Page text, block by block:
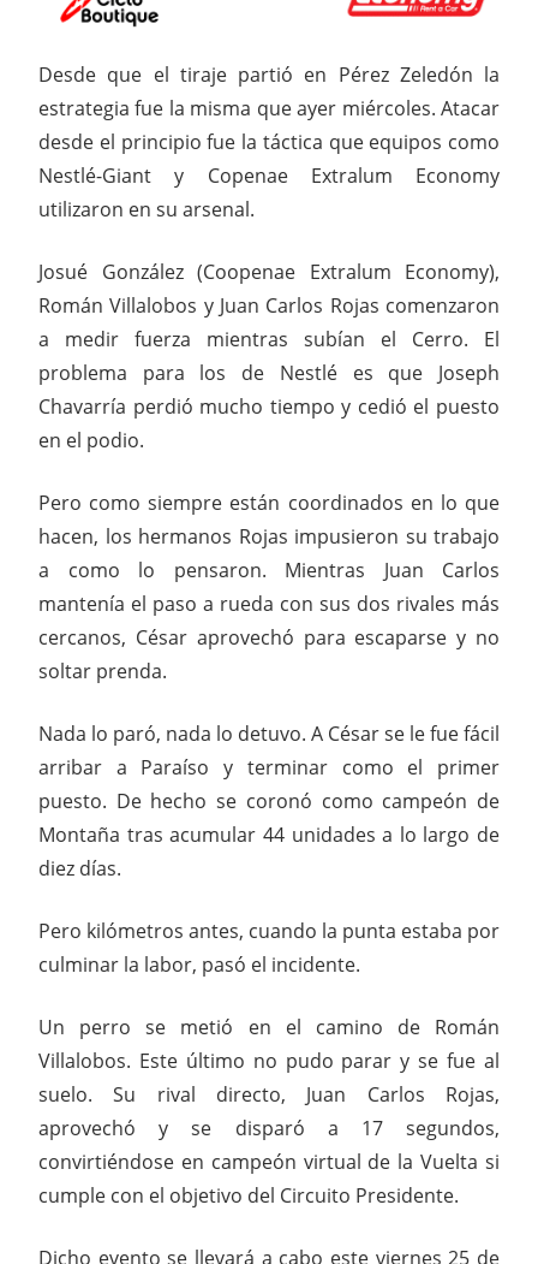
Desde que el tiraje partió en Pérez Zeledón la
estrategia fue la misma que ayer miércoles. Atacar
desde el principio fue la táctica que equipos como
Nestlé-Giant y Copenae Extralum Economy
utilizaron en su arsenal.
Josué González (Coopenae Extralum Economy),
Román Villalobos y Juan Carlos Rojas comenzaron
a medir fuerza mientras subían el Cerro. El
problema para los de Nestlé es que Joseph
Chavarría perdió mucho tiempo y cedió el puesto
en el podio.
Pero como siempre están coordinados en lo que
hacen, los hermanos Rojas impusieron su trabajo
a como lo pensaron. Mientras Juan Carlos
mantenía el paso a rueda con sus dos rivales más
cercanos, César aprovechó para escaparse y no
soltar prenda.
Nada lo paró, nada lo detuvo. A César se le fue fácil
arribar a Paraíso y terminar como el primer
puesto. De hecho se coronó como campeón de
Montaña tras acumular 44 unidades a lo largo de
diez días.
Pero kilómetros antes, cuando la punta estaba por
culminar la labor, pasó el incidente.
Un perro se metió en el camino de Román
Villalobos. Este último no pudo parar y se fue al
suelo. Su rival directo, Juan Carlos Rojas,
aprovechó y se disparó a 17 segundos,
convirtiéndose en campeón virtual de la Vuelta si
cumple con el objetivo del Circuito Presidente.
Dicho evento se llevará a cabo este viernes 25 de